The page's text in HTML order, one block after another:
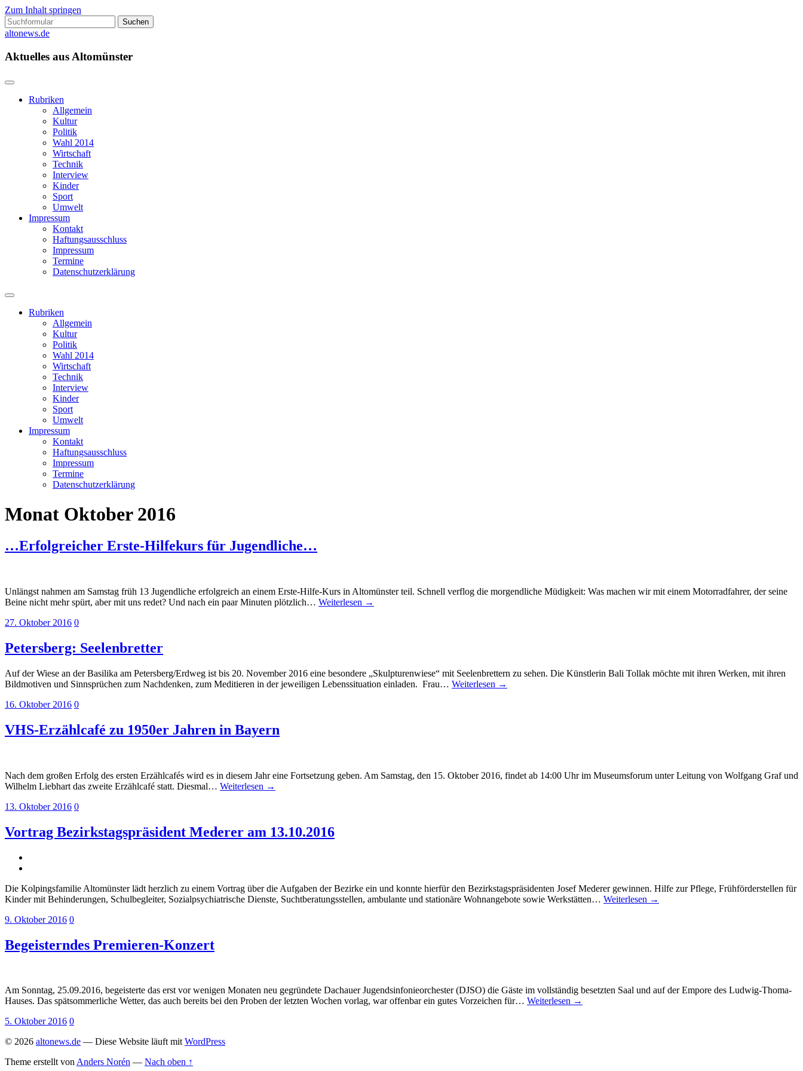
Zum Inhalt springen
Suchen
nach:
altonews.de
Aktuelles aus Altomünster
Rubriken
Allgemein
Kultur
Politik
Wahl 2014
Wirtschaft
Technik
Interview
Kinder
Sport
Umwelt
Impressum
Kontakt
Haftungsausschluss
Impressum
Termine
Datenschutzerklärung
Suchfeld
ein-/ausblenden
Rubriken
Allgemein
Kultur
Politik
Wahl 2014
Wirtschaft
Technik
Interview
Kinder
Sport
Umwelt
Impressum
Kontakt
Haftungsausschluss
Impressum
Termine
Datenschutzerklärung
Monat Oktober 2016
…Erfolgreicher Erste-Hilfekurs für Jugendliche…
Unlängst nahmen am Samstag früh 13 Jugendliche erfolgreich an einem Erste-Hilfe-Kurs in Altomünster teil. Schnell verflog die morgendliche Müdigkeit: Was machen wir mit einem Motorradfahrer, der seine
Beine nicht mehr spürt, aber mit uns redet? Und nach ein paar Minuten plötzlich… Weiterlesen →
27. Oktober 2016 0
Petersberg: Seelenbretter
Auf der Wiese an der Basilika am Petersberg/Erdweg ist bis 20. November 2016 eine besondere „Skulpturenwiese“ mit Seelenbrettern zu sehen. Die Künstlerin Bali Tollak möchte mit ihren Werken, mit ihren
Bildmotiven und Sinnsprüchen zum Nachdenken, zum Meditieren in der jeweiligen Lebenssituation einladen. Frau… Weiterlesen →
16. Oktober 2016 0
VHS-Erzählcafé zu 1950er Jahren in Bayern
Nach dem großen Erfolg des ersten Erzählcafés wird es in diesem Jahr eine Fortsetzung geben. Am Samstag, den 15. Oktober 2016, findet ab 14:00 Uhr im Museumsforum unter Leitung von Wolfgang Graf und
Wilhelm Liebhart das zweite Erzählcafé statt. Diesmal… Weiterlesen →
13. Oktober 2016 0
Vortrag Bezirkstagspräsident Mederer am 13.10.2016
Die Kolpingsfamilie Altomünster lädt herzlich zu einem Vortrag über die Aufgaben der Bezirke ein und konnte hierfür den Bezirkstagspräsidenten Josef Mederer gewinnen. Hilfe zur Pflege, Frühförderstellen für
Kinder mit Behinderungen, Schulbegleiter, Sozialpsychiatrische Dienste, Suchtberatungsstellen, ambulante und stationäre Wohnangebote sowie Werkstätten… Weiterlesen →
9. Oktober 2016 0
Begeisterndes Premieren-Konzert
Am Sonntag, 25.09.2016, begeisterte das erst vor wenigen Monaten neu gegründete Dachauer Jugendsinfonieorchester (DJSO) die Gäste im vollständig besetzten Saal und auf der Empore des Ludwig-Thoma-
Hauses. Das spätsommerliche Wetter, das auch bereits bei den Proben der letzten Wochen vorlag, war offenbar ein gutes Vorzeichen für… Weiterlesen →
5. Oktober 2016 0
© 2026 altonews.de — Diese Website läuft mitWordPress
Theme erstellt vonAnders Norén — Nach oben ↑